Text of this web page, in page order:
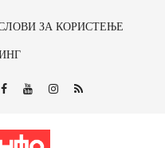
ЗА КОРИСТЕЊЕ